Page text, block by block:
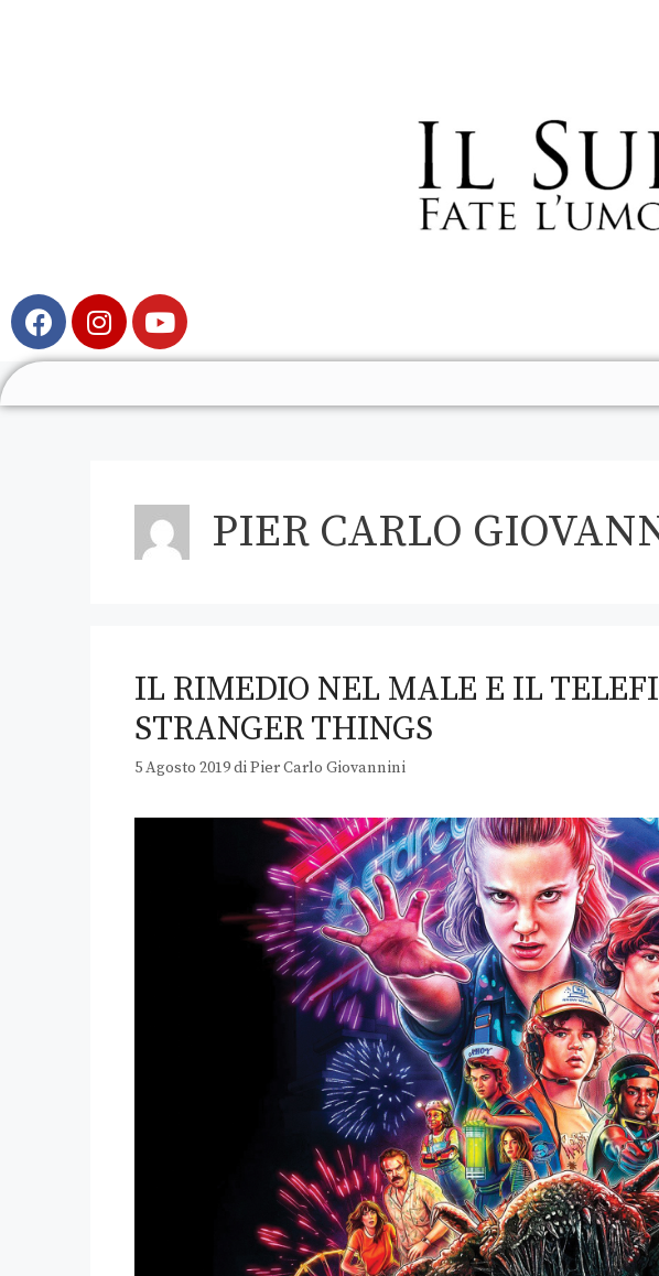
PIER CARLO
IL RIMEDIO NEL MALE E IL
STRANGER THINGS
5 Agosto 2019diPier Carlo Giovannini